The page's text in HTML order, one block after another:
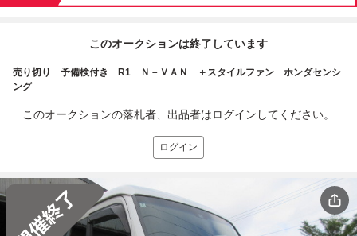
このオークションは終了しています
売り切り 予備検付き R1 Ｎ－ＶＡＮ ＋スタイルファン ホンダセンシ
ング
このオークションの落札者、出品者はログインしてください。
ログイン